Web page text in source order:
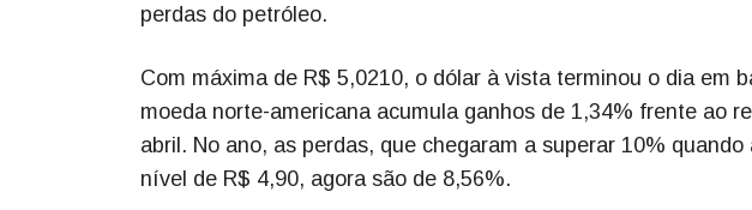
perdas do petróleo.
Com máxima de R$ 5,0210, o dólar à vista terminou o dia em
moeda norte-americana acumula ganhos de 1,34% frente ao
abril. No ano, as perdas, que chegaram a superar 10%
nível de R$ 4,90, agora são de 8,56%.